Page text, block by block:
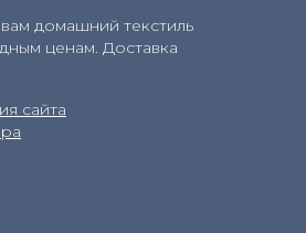
домашний текстиль
ценам. Доставка
сайта